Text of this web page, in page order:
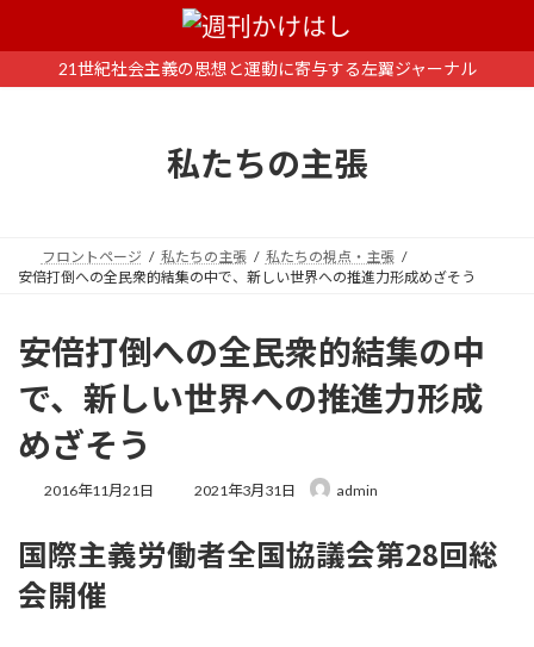
ン
ー
21世紀社会主義の思想と運動に寄与する左翼ジャーナル
私たちの主張
フロントページ 私たちの主張
私たちの視点・主張
安倍打倒への全民衆的結集の中で、新しい世界への推進力形成めざそう
安倍打倒への全民衆的結集の中
で、新しい世界への推進力形成
めざそう
2016年11月21日
最
新
日
2021年3月31日 admin
国際主義労働者全国協議会第28回総
会開催